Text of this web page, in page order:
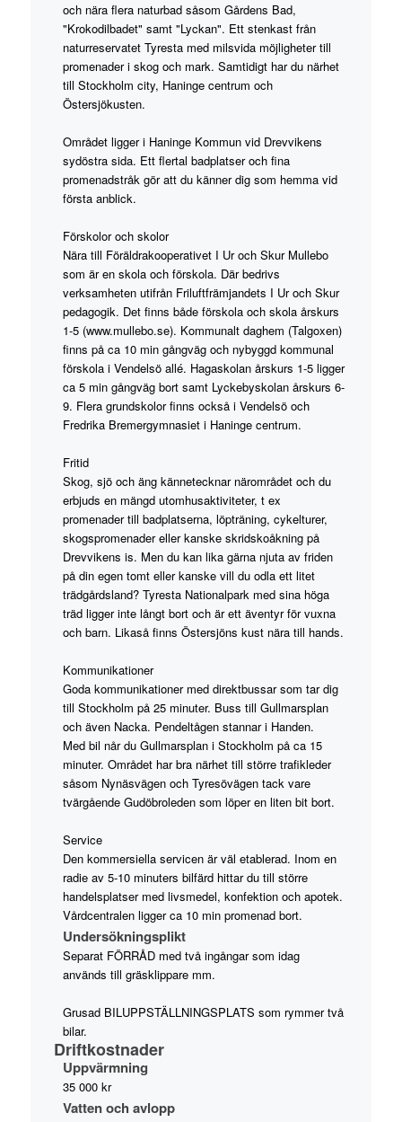
och nära flera naturbad såsom Gårdens Bad,
"Krokodilbadet" samt "Lyckan". Ett stenkast från
naturreservatet Tyresta med milsvida möjligheter till
promenader i skog och mark. Samtidigt har du närhet
till Stockholm city, Haninge centrum och
Östersjökusten.
Området ligger i Haninge Kommun vid Drevvikens
sydöstra sida. Ett flertal badplatser och fina
promenadstråk gör att du känner dig som hemma vid
första anblick.
Förskolor och skolor
Nära till Föräldrakooperativet I Ur och Skur Mullebo
som är en skola och förskola. Där bedrivs
verksamheten utifrån Friluftfrämjandets I Ur och Skur
pedagogik. Det finns både förskola och skola årskurs
1-5 (www.mullebo.se). Kommunalt daghem (Talgoxen)
finns på ca 10 min gångväg och nybyggd kommunal
förskola i Vendelsö allé. Hagaskolan årskurs 1-5 ligger
ca 5 min gångväg bort samt Lyckebyskolan årskurs 6-
9. Flera grundskolor finns också i Vendelsö och
Fredrika Bremergymnasiet i Haninge centrum.
Fritid
Skog, sjö och äng kännetecknar närområdet och du
erbjuds en mängd utomhusaktiviteter, t ex
promenader till badplatserna, löpträning, cykelturer,
skogspromenader eller kanske skridskoåkning på
Drevvikens is. Men du kan lika gärna njuta av friden
på din egen tomt eller kanske vill du odla ett litet
trädgårdsland? Tyresta Nationalpark med sina höga
träd ligger inte långt bort och är ett äventyr för vuxna
och barn. Likaså finns Östersjöns kust nära till hands.
Kommunikationer
Goda kommunikationer med direktbussar som tar dig
till Stockholm på 25 minuter. Buss till Gullmarsplan
och även Nacka. Pendeltågen stannar i Handen.
Med bil når du Gullmarsplan i Stockholm på ca 15
minuter. Området har bra närhet till större trafikleder
såsom Nynäsvägen och Tyresövägen tack vare
tvärgående Gudöbroleden som löper en liten bit bort.
Service
Den kommersiella servicen är väl etablerad. Inom en
radie av 5-10 minuters bilfärd hittar du till större
handelsplatser med livsmedel, konfektion och apotek.
Vårdcentralen ligger ca 10 min promenad bort.
Undersökningsplikt
Separat FÖRRÅD med två ingångar som idag
används till gräsklippare mm.
Grusad BILUPPSTÄLLNINGSPLATS som rymmer två
bilar.
Driftkostnader
Uppvärmning
35 000 kr
Vatten och avlopp